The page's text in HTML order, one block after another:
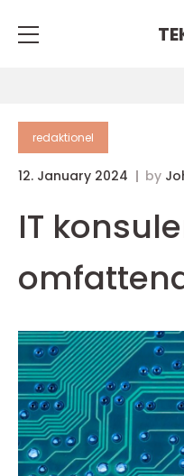
redaktionel
12. January 2024 by
IT